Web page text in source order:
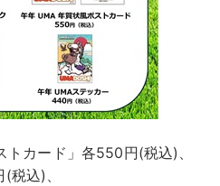
トカード」各550円(税込)、
税込)、